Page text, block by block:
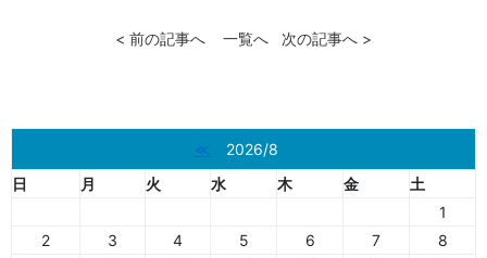
< 前の記事へ 一覧へ 次の記事へ >
≪ 2026/8
日
月 火 水 木 金
土
1
2
3 4 5 6 7
8